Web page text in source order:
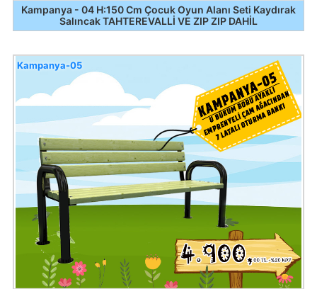
Kampanya - 04 H:150 Cm Çocuk Oyun Alanı Seti Kaydırak
Salıncak TAHTEREVALLİ VE ZIP ZIP DAHİL
Kampanya-05